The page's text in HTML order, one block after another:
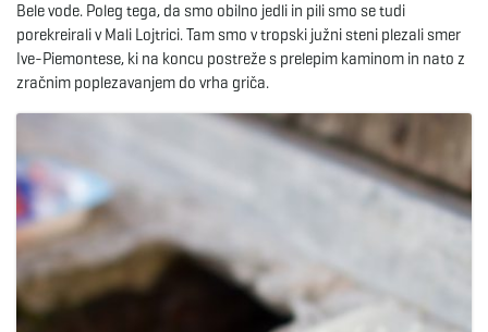
g
Bele vode. Poleg tega, da smo obilno jedli in pili smo se tudi
porekreirali v Mali Lojtrici. Tam smo v tropski južni steni plezali smer
Ive-Piemontese, ki na koncu postreže s prelepim kaminom in nato z
zračnim poplezavanjem do vrha griča.